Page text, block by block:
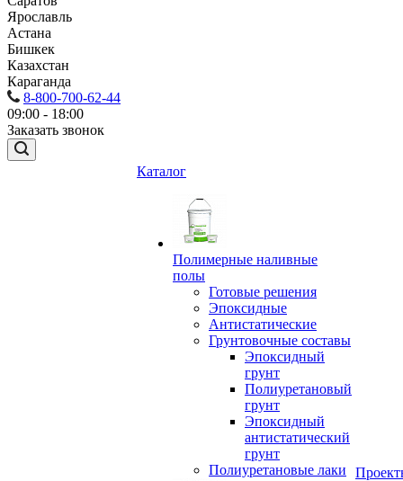
Ярославль
Астана
Бишкек
Казахстан
Караганда
8-800-700-62-44
09:00 - 18:00
Заказать звонок
Каталог
Полимерные наливные
полы
Готовые решения
Эпоксидные
Антистатические
Грунтовочные составы
Эпоксидный
грунт
Полиуретановый
грунт
Эпоксидный
антистатический
грунт
Полиуретановые лаки